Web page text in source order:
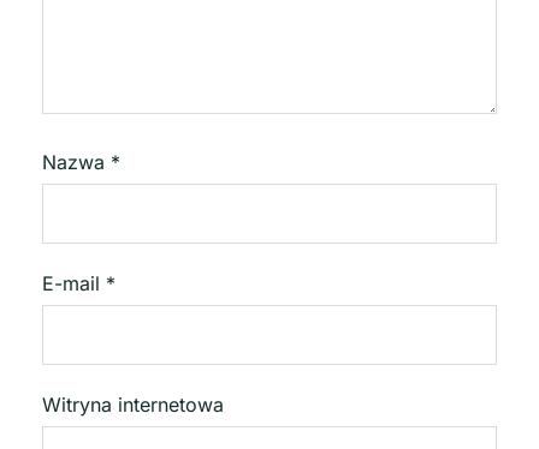
Nazwa *
E-mail *
Witryna internetowa